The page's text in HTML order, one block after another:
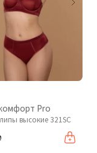
Pro
высокие 321SC